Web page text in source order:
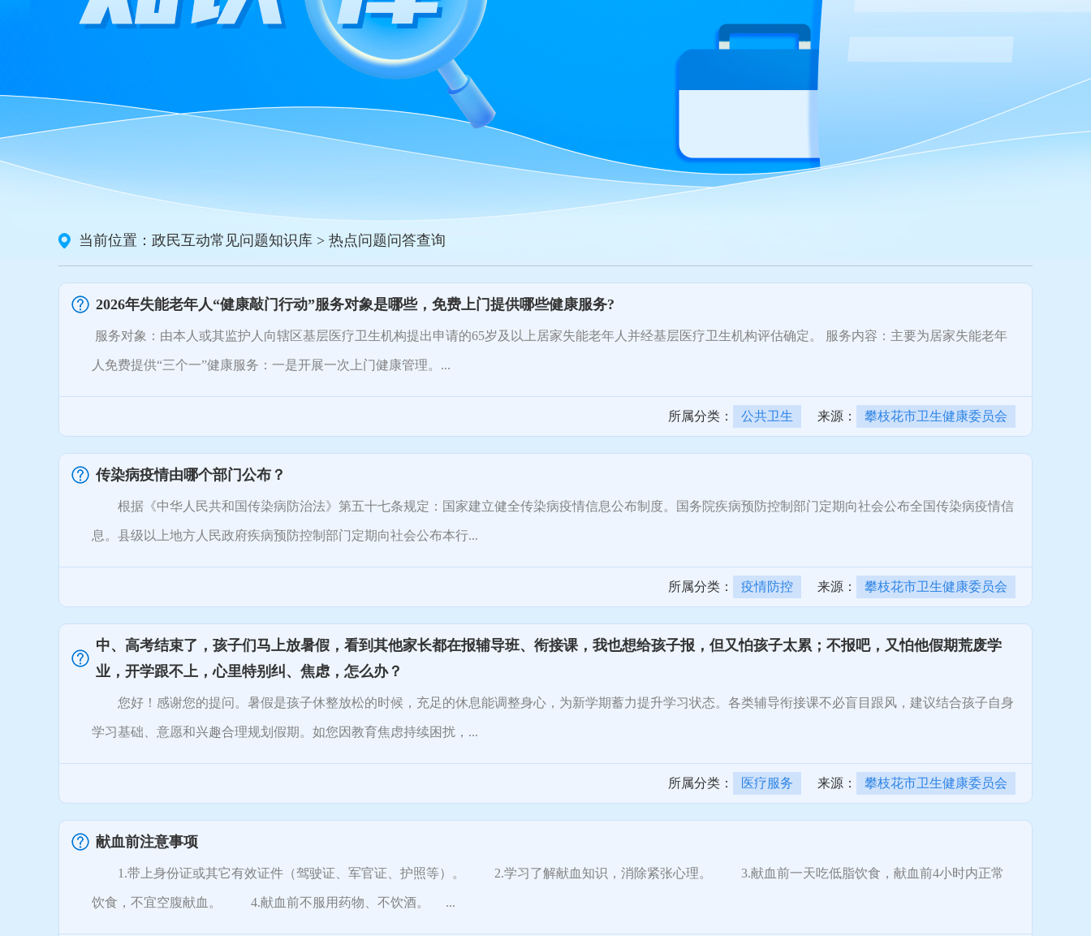
当前位置： 政民互动常见问题知识库 > 热点问题问答查询
2026年失能老年人“健康敲门行动”服务对象是哪些，免费上门提供哪些健康服务?
服务对象：由本人或其监护人向辖区基层医疗卫生机构提出申请的65岁及以上居家失能老年人并经基层医疗卫生机构评估确定。 服务内容：主要为居家失能老年
人免费提供“三个一”健康服务：一是开展一次上门健康管理。...
所属分类： 公共卫生 来源： 攀枝花市卫生健康委员会
传染病疫情由哪个部门公布？
根据《中华人民共和国传染病防治法》第五十七条规定：国家建立健全传染病疫情信息公布制度。国务院疾病预防控制部门定期向社会公布全国传染病疫情信
息。县级以上地方人民政府疾病预防控制部门定期向社会公布本行...
所属分类： 疫情防控 来源： 攀枝花市卫生健康委员会
中、高考结束了，孩子们马上放暑假，看到其他家长都在报辅导班、衔接课，我也想给孩子报，但又怕孩子太累；不报吧，又怕他假期荒废学
业，开学跟不上，心里特别纠、焦虑，怎么办？
您好！感谢您的提问。暑假是孩子休整放松的时候，充足的休息能调整身心，为新学期蓄力提升学习状态。各类辅导衔接课不必盲目跟风，建议结合孩子自身
学习基础、意愿和兴趣合理规划假期。如您因教育焦虑持续困扰，...
所属分类： 医疗服务 来源： 攀枝花市卫生健康委员会
献血前注意事项
1.带上身份证或其它有效证件（驾驶证、军官证、护照等）。 2.学习了解献血知识，消除紧张心理。 3.献血前一天吃低脂饮食，献血前4小时内正常
饮食，不宜空腹献血。 4.献血前不服用药物、不饮酒。 ...